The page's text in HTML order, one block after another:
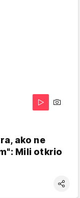
ako ne
Mili otkrio